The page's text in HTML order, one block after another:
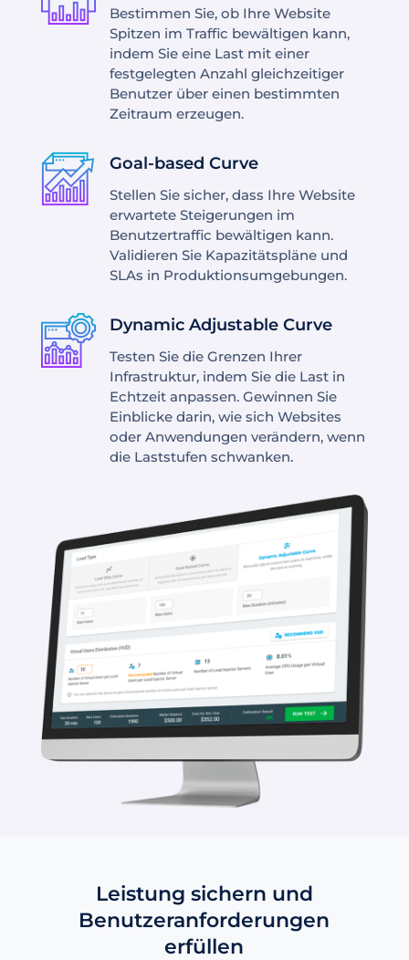
Bestimmen Sie, ob Ihre Website
Spitzen im Traffic bewältigen kann,
indem Sie eine Last mit einer
festgelegten Anzahl gleichzeitiger
Benutzer über einen bestimmten
Zeitraum erzeugen.
Goal-based Curve
Stellen Sie sicher, dass Ihre Website
erwartete Steigerungen im
Benutzertraffic bewältigen kann.
Validieren Sie Kapazitätspläne und
SLAs in Produktionsumgebungen.
Dynamic Adjustable Curve
Testen Sie die Grenzen Ihrer
Infrastruktur, indem Sie die Last in
Echtzeit anpassen. Gewinnen Sie
Einblicke darin, wie sich Websites
oder Anwendungen verändern, wenn
die Laststufen schwanken.
Leistung sichern und
Benutzeranforderungen
erfüllen